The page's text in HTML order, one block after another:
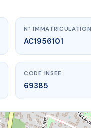
N° IMMATRICULATION
AC1956101
CODE INSEE
69385